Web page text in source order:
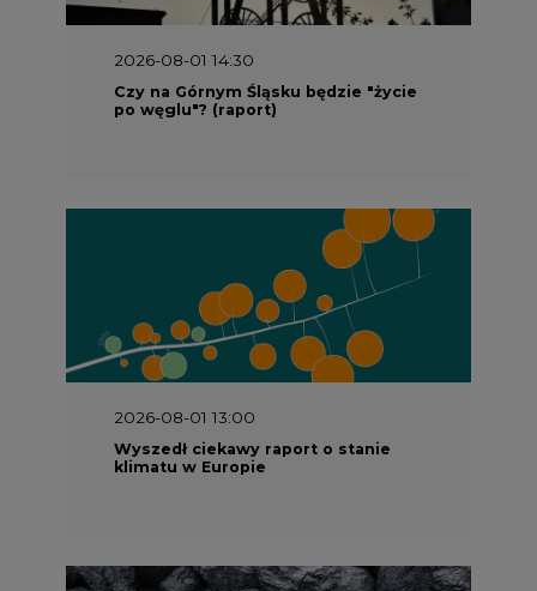
2026-08-01 14:30
Czy na Górnym Śląsku będzie "życie
po węglu"? (raport)
2026-08-01 13:00
Wyszedł ciekawy raport o stanie
klimatu w Europie